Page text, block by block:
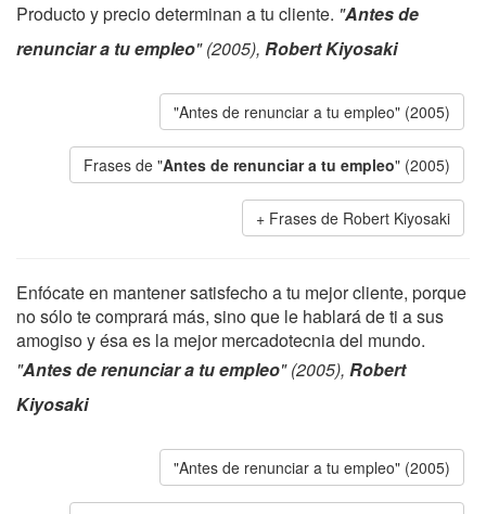
Producto y precio determinan a tu cliente. "Antes de
renunciar a tu empleo" (2005), Robert Kiyosaki
"Antes de renunciar a tu empleo" (2005)
Frases de "Antes de renunciar a tu empleo" (2005)
Frases de Robert Kiyosaki
Enfócate en mantener satisfecho a tu mejor cliente, porque
no sólo te comprará más, sino que le hablará de ti a sus
amogiso y ésa es la mejor mercadotecnia del mundo.
"Antes de renunciar a tu empleo" (2005), Robert
Kiyosaki
"Antes de renunciar a tu empleo" (2005)